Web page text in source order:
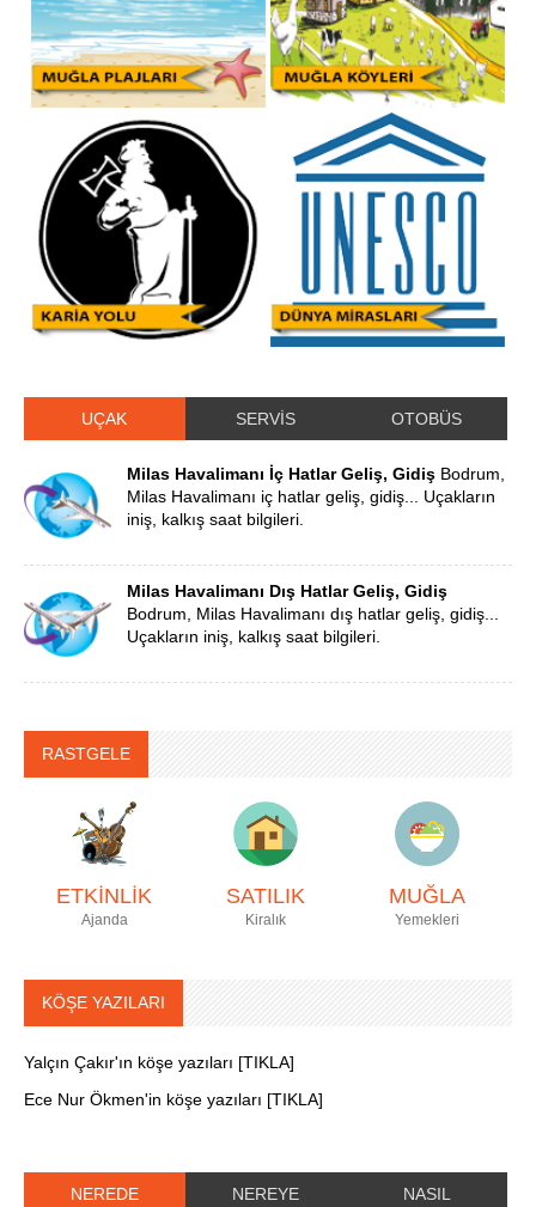
UÇAK SERVİS OTOBÜS
Milas Havalimanı İç Hatlar Geliş, Gidiş Bodrum,
Milas Havalimanı iç hatlar geliş, gidiş... Uçakların
iniş, kalkış saat bilgileri.
Milas Havalimanı Dış Hatlar Geliş, Gidiş
Bodrum, Milas Havalimanı dış hatlar geliş, gidiş...
Uçakların iniş, kalkış saat bilgileri.
RASTGELE
ETKİNLİK
Ajanda
SATILIK
Kiralık
MUĞLA
Yemekleri
KÖŞE YAZILARI
Yalçın Çakır'ın köşe yazıları [TIKLA]
Ece Nur Ökmen'in köşe yazıları [TIKLA]
NEREDE NEREYE NASIL